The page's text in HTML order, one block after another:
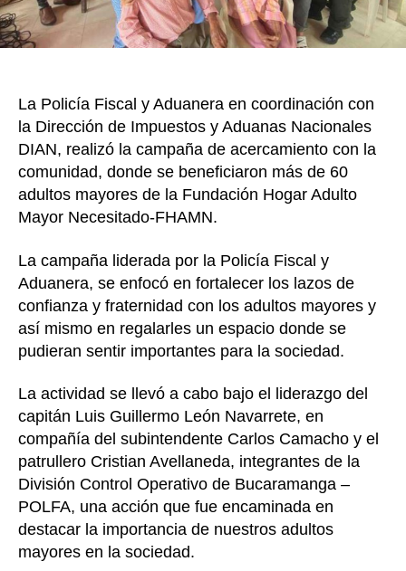
La Policía Fiscal y Aduanera en coordinación con
la Dirección de Impuestos y Aduanas Nacionales
DIAN, realizó la campaña de acercamiento con la
comunidad, donde se beneficiaron más de 60
adultos mayores de la Fundación Hogar Adulto
Mayor Necesitado-FHAMN.
La campaña liderada por la Policía Fiscal y
Aduanera, se enfocó en fortalecer los lazos de
confianza y fraternidad con los adultos mayores y
así mismo en regalarles un espacio donde se
pudieran sentir importantes para la sociedad.
La actividad se llevó a cabo bajo el liderazgo del
capitán Luis Guillermo León Navarrete, en
compañía del subintendente Carlos Camacho y el
patrullero Cristian Avellaneda, integrantes de la
División Control Operativo de Bucaramanga –
POLFA, una acción que fue encaminada en
destacar la importancia de nuestros adultos
mayores en la sociedad.